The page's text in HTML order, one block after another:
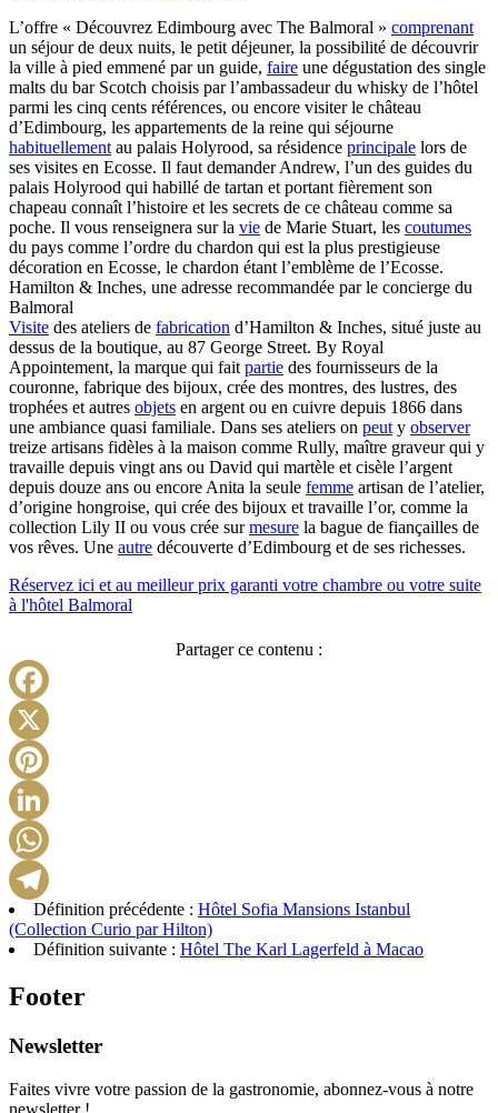
L’offre « Découvrez Edimbourg avec The Balmoral » comprenant
un séjour de deux nuits, le petit déjeuner, la possibilité de découvrir
la ville à pied emmené par un guide, faire une dégustation des single
malts du bar Scotch choisis par l’ambassadeur du whisky de l’hôtel
parmi les cinq cents références, ou encore visiter le château
d’Edimbourg, les appartements de la reine qui séjourne
habituellement au palais Holyrood, sa résidence principale lors de
ses visites en Ecosse. Il faut demander Andrew, l’un des guides du
palais Holyrood qui habillé de tartan et portant fièrement son
chapeau connaît l’histoire et les secrets de ce château comme sa
poche. Il vous renseignera sur la vie de Marie Stuart, les coutumes
du pays comme l’ordre du chardon qui est la plus prestigieuse
décoration en Ecosse, le chardon étant l’emblème de l’Ecosse.
Hamilton & Inches, une adresse recommandée par le concierge du
Balmoral
Visite des ateliers de fabrication d’Hamilton & Inches, situé juste au
dessus de la boutique, au 87 George Street. By Royal
Appointement, la marque qui fait partie des fournisseurs de la
couronne, fabrique des bijoux, crée des montres, des lustres, des
trophées et autres objets en argent ou en cuivre depuis 1866 dans
une ambiance quasi familiale. Dans ses ateliers on peut y observer
treize artisans fidèles à la maison comme Rully, maître graveur qui y
travaille depuis vingt ans ou David qui martèle et cisèle l’argent
depuis douze ans ou encore Anita la seule femme artisan de l’atelier,
d’origine hongroise, qui crée des bijoux et travaille l’or, comme la
collection Lily II ou vous crée surmesure la bague de fiançailles de
vos rêves. Une autre découverte d’Edimbourg et de ses richesses.
Réservez ici et au meilleur prix garanti votre chambre ou votre suite
à l'hôtel Balmoral
Partager ce contenu :
Telegram
Définition précédente : Hôtel Sofia Mansions Istanbul
(Collection Curio par Hilton)
Définition suivante : Hôtel The Karl Lagerfeld à Macao
Footer
Newsletter
Faites vivre votre passion de la gastronomie, abonnez-vous à notre
newsletter !